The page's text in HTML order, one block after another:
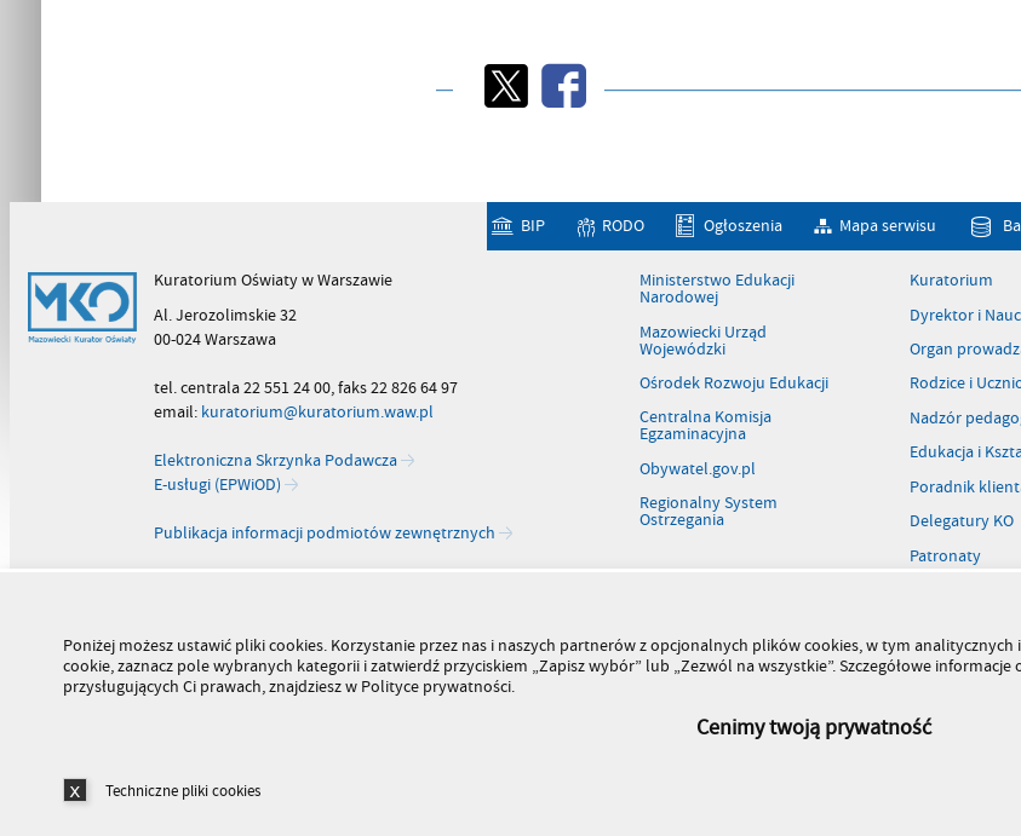
Kuratorium Oświaty w Warszawie
Al. Jerozolimskie 32
00-024 Warszawa
tel. centrala 22 551 24 00, faks 22 826 64 97
email: kuratorium@kuratorium.waw.pl
Elektroniczna Skrzynka Podawcza
E-usługi (EPWiOD)
Publikacja informacji podmiotów zewnętrznych
BIP RODO Ogłoszenia Mapa serwisu
Ministerstwo Edukacji
Narodowej
Mazowiecki Urząd
Wojewódzki
Ośrodek Rozwoju Edukacji
Centralna Komisja
Egzaminacyjna
Obywatel.gov.pl
Regionalny System
Ostrzegania
Kuratorium
Dyrektor i
Organ
Rodzice i
Nadzór
Edukacja i
Poradnik
Delegatury KO
Patronaty
Kiermasz
Poniżej możesz ustawić pliki cookies. Korzystanie przez nas i naszych partnerów z opcjonalnych plików cookies, w tym
cookie, zaznacz pole wybranych kategorii i zatwierdź przyciskiem „Zapisz wybór” lub „Zezwól na wszystkie”. Szczegółowe
przysługujących Ci prawach, znajdziesz w Polityce prywatności.
Cenimy twoją prywatność
Techniczne pliki cookies